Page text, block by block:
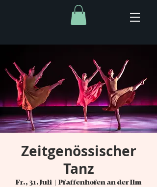
Zeitgenössischer
Tanz
Fr., 31. Juli
  |
Pfaffenhofen an der Ilm